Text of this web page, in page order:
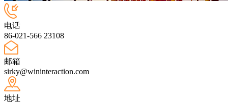
电话
86-021-566 23108
邮箱
sirky@wininteraction.com
地址